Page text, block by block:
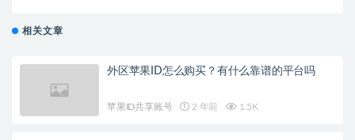
相关文章
外区苹果ID怎么购买？有什么靠谱的平台吗
苹果ID共享账号 2 年前 1.5K